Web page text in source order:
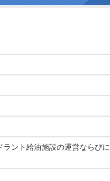
ラント給油施設の運営ならび